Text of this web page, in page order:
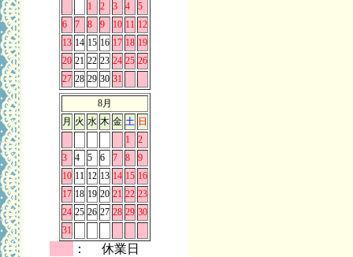
1
2 3 4
5
6
7 8 9 10 11 12
13 14 15 16 17 18 19
20 21 22 23 24 25 26
27 28 29 30 31
8月
月 火 水 木 金 土 日
1
2
3
4 5 6 7 8
9
10 11 12 13 14 15 16
17 18 19 20 21 22 23
24 25 26 27 28 29 30
31
： 休業日